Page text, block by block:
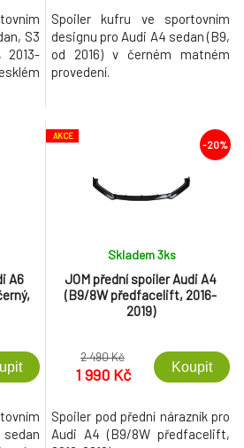
S3
2013-
Spoiler kufru ve sportovním
designu pro Audi A4 sedan (B9,
od 2016) v černém matném
provedení.
A6
AKCE
-20%
JOM přední spoiler Audi A4
(B9/8W předfacelift, 2016-
2019)
Skladem 3ks
2 490 Kč
1 990 Kč Koupit
Spoiler pod přední nárazník pro
Audi A4 (B9/8W předfacelift,